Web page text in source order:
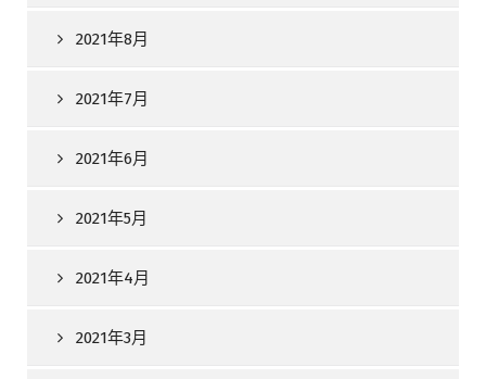
2021年8月
2021年7月
2021年6月
2021年5月
2021年4月
2021年3月